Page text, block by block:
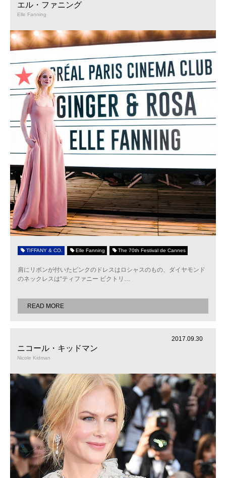
エル・ファニング
Elle Fanning
TIFFANY & CO. Elle Fanning The 70th Festival de Cannes
肩にリボンが付いたピンクのドレスはロシャスのもの、ダイヤモンド
のネックレスは“ティファニー ビクトリ …
READ MORE
ニコール・キッドマン
Nicole Kidman
2017.09.30